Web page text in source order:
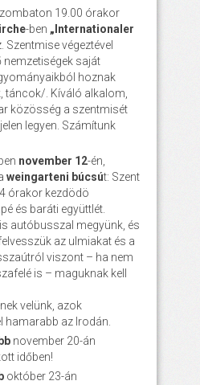
19.00 órakor
-ben „Internationaler
Szentmise végeztével
nemzetiségek saját
hoznak
táncok/. Kíváló alkalom,
közösség a szentmisét
legyen. Számítunk
november 12-én,
weingarteni búcsút: Szent
4 órakor kezdödö
és baráti együttlét.
autóbusszal megyünk, és
az ulmiakat és a
viszont – ha nem
is – maguknak kell
velünk, azok
hamarabb az Irodán.
november 20-án
időben!
október 23-án